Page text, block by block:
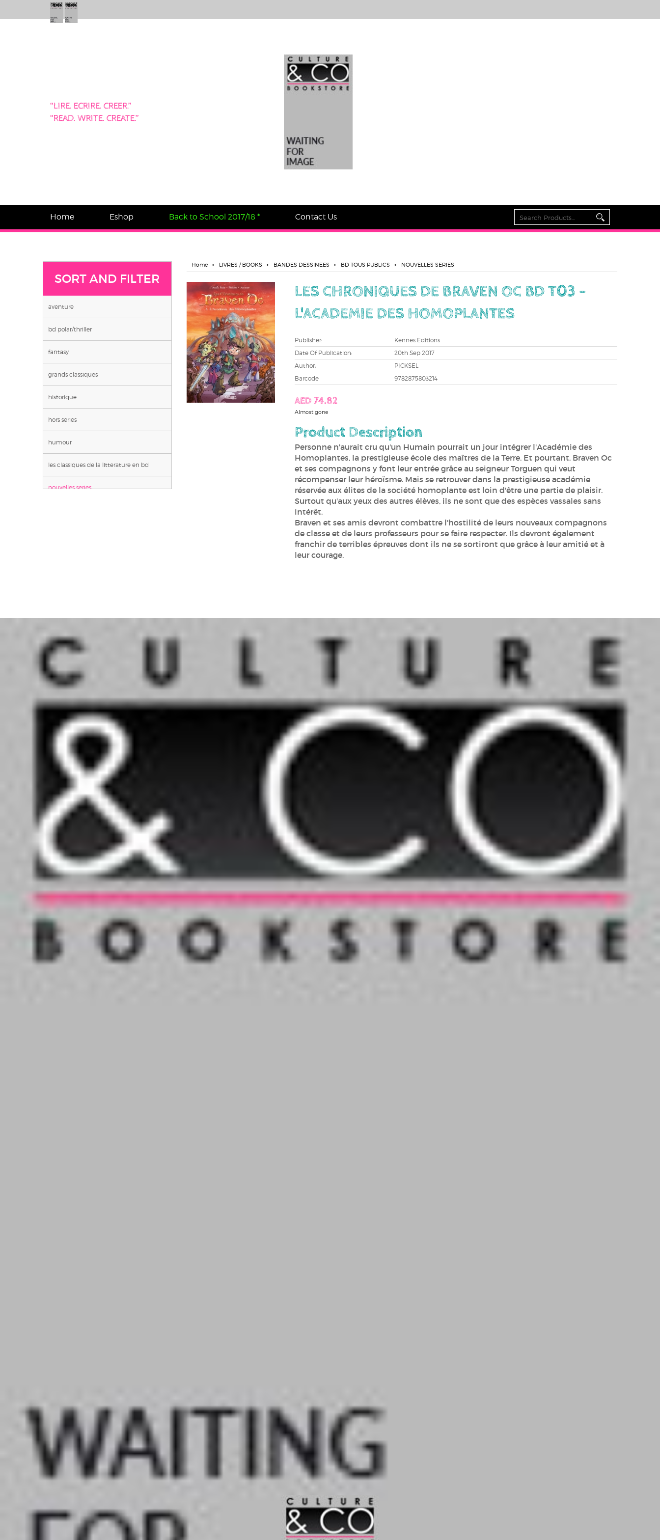
“LIRE. ECRIRE. CREER.”
“READ. WRITE. CREATE.”
Home Eshop Back to School 2017/18 * Contact Us
SORT AND FILTER
aventure
bd polar/thriller
fantasy
grands classiques
historique
hors series
humour
les classiques de la litterature en bd
nouvelles series
Home LIVRES / BOOKS BANDES DESSINEES BD TOUS PUBLICS NOUVELLES SERIES
LES CHRONIQUES DE BRAVEN OC BD T03 -
L'ACADEMIE DES HOMOPLANTES
Publisher:
Kennes Editions
Date Of Publication:
20th Sep 2017
Author:
PICKSEL
Barcode
9782875803214
AED 74.82
Almost gone
Product Description
Personne n'aurait cru qu'un Humain pourrait un jour intégrer l'Académie des
Homoplantes, la prestigieuse école des maîtres de la Terre. Et pourtant, Braven Oc
et ses compagnons y font leur entrée grâce au seigneur Torguen qui veut
récompenser leur héroïsme. Mais se retrouver dans la prestigieuse académie
réservée aux élites de la société homoplante est loin d'être une partie de plaisir.
Surtout qu'aux yeux des autres élèves, ils ne sont que des espèces vassales sans
intérêt.
Braven et ses amis devront combattre l'hostilité de leurs nouveaux compagnons
de classe et de leurs professeurs pour se faire respecter. Ils devront également
franchir de terribles épreuves dont ils ne se sortiront que grâce à leur amitié et à
leur courage.